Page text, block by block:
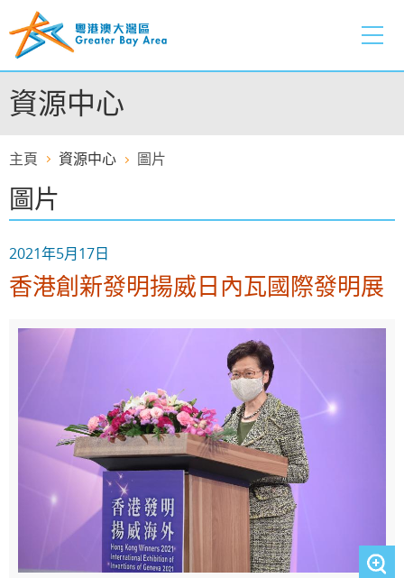
至
容
的
開
資源中心
主頁 資源中心 圖片
圖片
2021年5月17日
香港創新發明揚威日內瓦國際發明展